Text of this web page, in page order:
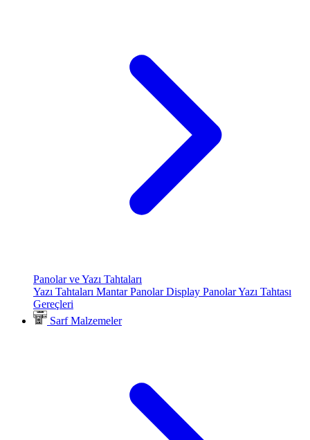
Panolar ve Yazı Tahtaları
Yazı Tahtaları Mantar PanolarDisplay PanolarYazı Tahtası
Gereçleri
Sarf Malzemeler